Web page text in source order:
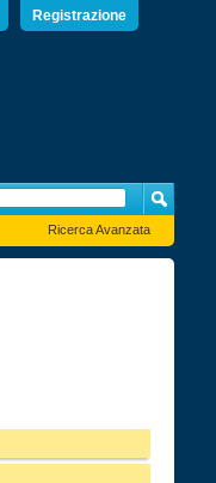
Registrazione
Ricerca Avanzata